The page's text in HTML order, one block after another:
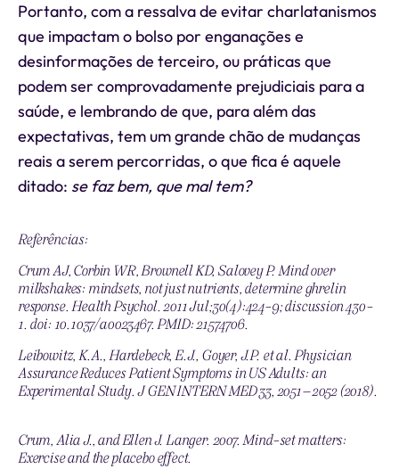
Portanto, com a ressalva de evitar charlatanismos
que impactam o bolso por enganações e
desinformações de terceiro, ou práticas que
podem ser comprovadamente prejudiciais para a
saúde, e lembrando de que, para além das
expectativas, tem um grande chão de mudanças
reais a serem percorridas, o que fica é aquele
ditado: se faz bem, que mal tem?
Referências:
Crum AJ, Corbin WR, Brownell KD, Salovey P. Mind over
milkshakes: mindsets, not just nutrients, determine ghrelin
response. Health Psychol. 2011 Jul;30(4):424-9; discussion 430-
1. doi: 10.1037/a0023467. PMID: 21574706.
Leibowitz, K.A., Hardebeck, E.J., Goyer, J.P. et al. Physician
Assurance Reduces Patient Symptoms in US Adults: an
Experimental Study. J GEN INTERN MED 33, 2051–2052 (2018).
Crum, Alia J., and Ellen J. Langer. 2007. Mind-set matters:
Exercise and the placebo effect.